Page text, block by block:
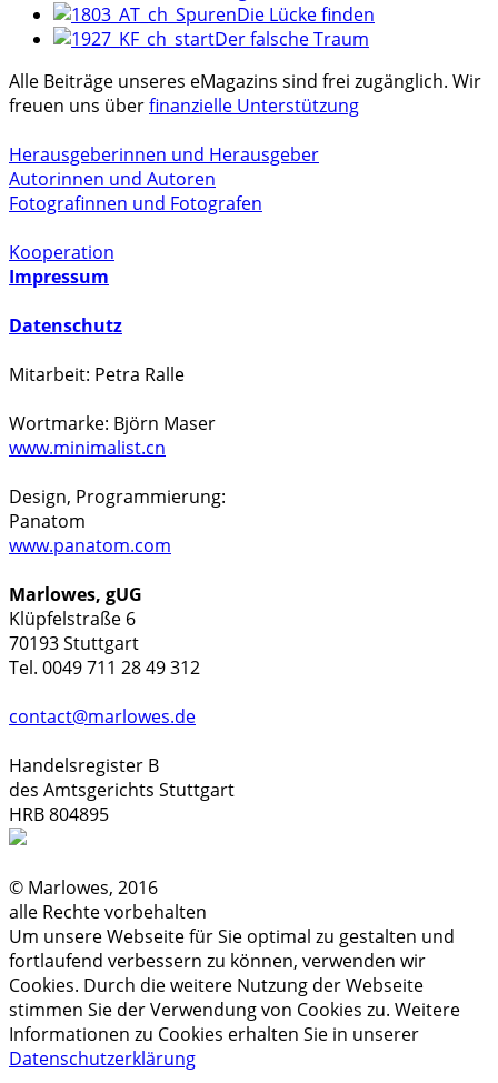
Die Lücke finden
Der falsche Traum
Alle Beiträge unseres eMagazins sind frei zugänglich. Wir
freuen uns überfinanzielle Unterstützung
Herausgeberinnen und Herausgeber
Autorinnen und Autoren
Fotografinnen und Fotografen
Kooperation
Impressum
Datenschutz
Mitarbeit: Petra Ralle
Wortmarke: Björn Maser
www.minimalist.cn
Design, Programmierung:
Panatom
www.panatom.com
Marlowes, gUG
Klüpfelstraße 6
70193 Stuttgart
Tel. 0049 711 28 49 312
contact@marlowes.de
Handelsregister B
des Amtsgerichts Stuttgart
HRB 804895
© Marlowes, 2016
alle Rechte vorbehalten
Um unsere Webseite für Sie optimal zu gestalten und
fortlaufend verbessern zu können, verwenden wir
Cookies. Durch die weitere Nutzung der Webseite
stimmen Sie der Verwendung von Cookies zu. Weitere
Informationen zu Cookies erhalten Sie in unserer
Datenschutzerklärung